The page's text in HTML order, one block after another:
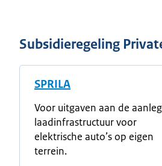
Subsidieregeling
SPRILA
Voor uitgaven aan de
laadinfrastructuur voor
elektrische auto’s op eigen
terrein.